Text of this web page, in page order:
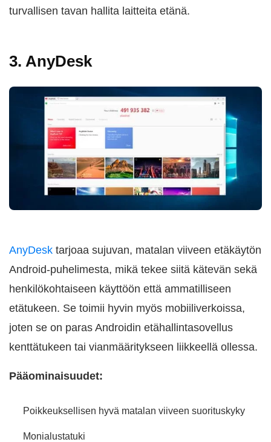
turvallisen tavan hallita laitteita etänä.
3. AnyDesk
AnyDesk tarjoaa sujuvan, matalan viiveen etäkäytön
Android-puhelimesta, mikä tekee siitä kätevän sekä
henkilökohtaiseen käyttöön että ammatilliseen
etätukeen. Se toimii hyvin myös mobiiliverkoissa,
joten se on paras Androidin etähallintasovellus
kenttätukeen tai vianmääritykseen liikkeellä ollessa.
Pääominaisuudet:
Poikkeuksellisen hyvä matalan viiveen suorituskyky
Monialustatuki